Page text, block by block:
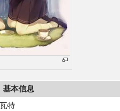
基本信息
特